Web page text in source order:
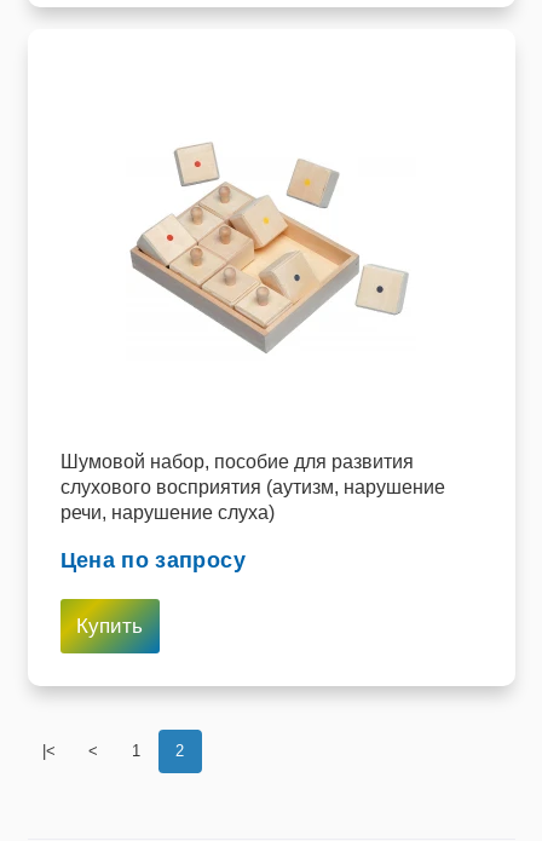
Шумовой набор, пособие для развития
слухового восприятия (аутизм, нарушение
речи, нарушение слуха)
Цена по запросу
Купить
|< < 1 2